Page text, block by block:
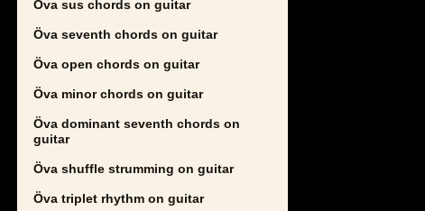
Öva sus chords on guitar
Öva seventh chords on guitar
Öva open chords on guitar
Öva minor chords on guitar
Öva dominant seventh chords on
guitar
Öva shuffle strumming on guitar
Öva triplet rhythm on guitar